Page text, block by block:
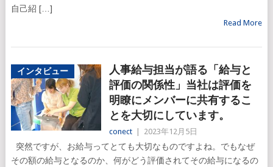
自己紹 […]
Read More
インタビュー
人事給与担当が語る「給与と
評価の関係性」当社は評価を
明瞭にメンバーに共有するこ
とを大切にしています。
conect 2023年12月5日
突然ですが、お給与ってとても大切なものですよね。でもなぜ
その額の給与となるのか、何がどう評価されてその給与になるの